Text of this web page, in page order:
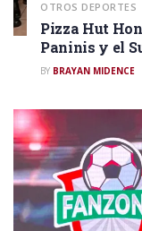
OTROS DEPORTES
Pizza Hut
Paninis y el
BY BRAYAN MIDENCE